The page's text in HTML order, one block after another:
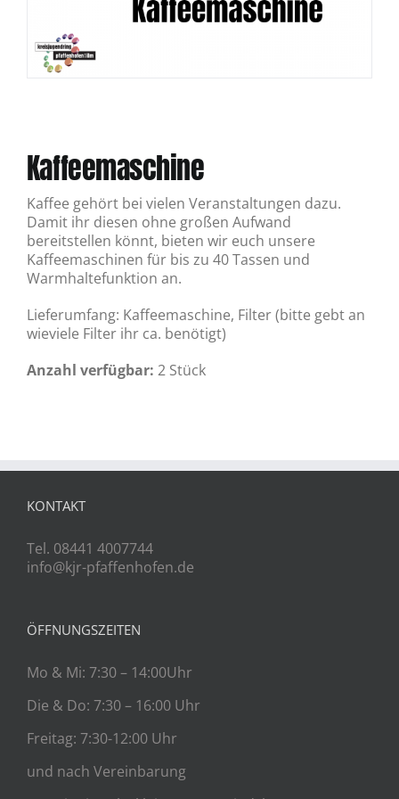
Kaffeemaschine
Kaffee gehört bei vielen Veranstaltungen dazu.
Damit ihr diesen ohne großen Aufwand
bereitstellen könnt, bieten wir euch unsere
Kaffeemaschinen für bis zu 40 Tassen und
Warmhaltefunktion an.
Lieferumfang: Kaffeemaschine, Filter (bitte gebt an
wieviele Filter ihr ca. benötigt)
Anzahl verfügbar: 2 Stück
KONTAKT
Tel. 08441 4007744
info@kjr-pfaffenhofen.de
ÖFFNUNGSZEITEN
Mo & Mi: 7:30 – 14:00Uhr
Die & Do: 7:30 – 16:00 Uhr
Freitag: 7:30-12:00 Uhr
und nach Vereinbarung